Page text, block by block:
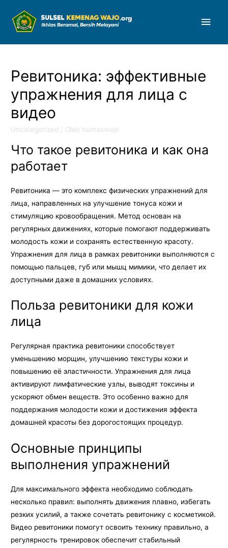
Ревитоника: эффективные
упражнения для лица с
видео
Uncategorized / Oleh humaswajo
Что такое ревитоника и как она
работает
Ревитоника — это комплекс физических упражнений для
лица, направленных на улучшение тонуса кожи и
стимуляцию кровообращения. Метод основан на
регулярных движениях, которые помогают поддерживать
молодость кожи и сохранять естественную красоту.
Упражнения для лица в рамках ревитоники выполняются с
помощью пальцев, губ или мышц мимики, что делает их
доступными даже в домашних условиях.
Польза ревитоники для кожи
лица
Регулярная практика ревитоники способствует
уменьшению морщин, улучшению текстуры кожи и
повышению её эластичности. Упражнения для лица
активируют лимфатические узлы, выводят токсины и
ускоряют обмен веществ. Это особенно важно для
поддержания молодости кожи и достижения эффекта
домашней красоты без дорогостоящих процедур.
Основные принципы
выполнения упражнений
Для максимального эффекта необходимо соблюдать
несколько правил: выполнять движения плавно, избегать
резких усилий, а также сочетать ревитонику с косметикой.
Видео ревитоники помогут освоить технику правильно, а
регулярность тренировок обеспечит стабильный